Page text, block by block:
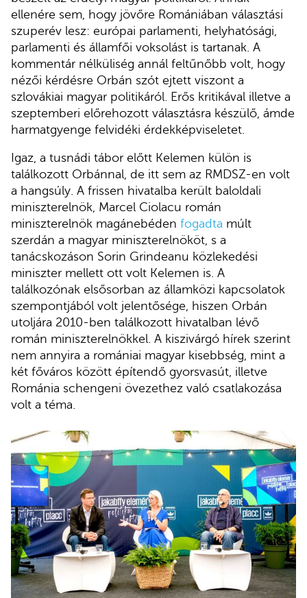
ellenére sem, hogy jövőre Romániában választási
szuperév lesz: európai parlamenti, helyhatósági,
parlamenti és államfői voksolást is tartanak. A
kommentár nélküliség annál feltűnőbb volt, hogy
nézői kérdésre Orbán szót ejtett viszont a
szlovákiai magyar politikáról. Erős kritikával illetve a
szeptemberi előrehozott választásra készülő, ámde
harmatgyenge felvidéki érdekképviseletet.
Igaz, a tusnádi tábor előtt Kelemen külön is
találkozott Orbánnal, de itt sem az RMDSZ-en volt
a hangsúly. A frissen hivatalba került baloldali
miniszterelnök, Marcel Ciolacu román
miniszterelnök magánebéden fogadta múlt
szerdán a magyar miniszterelnököt, s a
tanácskozáson Sorin Grindeanu közlekedési
miniszter mellett ott volt Kelemen is. A
találkozónak elsősorban az államközi kapcsolatok
szempontjából volt jelentősége, hiszen Orbán
utoljára 2010-ben találkozott hivatalban lévő
román miniszterelnökkel. A kiszivárgó hírek szerint
nem annyira a romániai magyar kisebbség, mint a
két főváros között építendő gyorsvasút, illetve
Románia schengeni övezethez való csatlakozása
volt a téma.